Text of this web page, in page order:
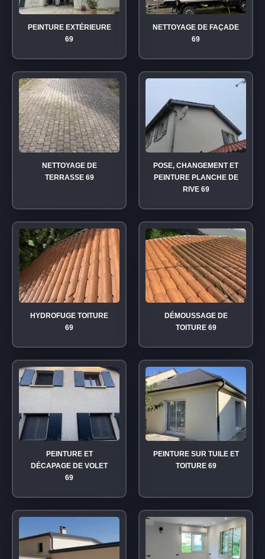
PEINTURE EXTÉRIEURE
69
NETTOYAGE DE FAÇADE
69
NETTOYAGE DE
TERRASSE 69
POSE, CHANGEMENT ET
PEINTURE PLANCHE DE
RIVE 69
HYDROFUGE TOITURE
69
DÉMOUSSAGE DE
TOITURE 69
PEINTURE ET
DÉCAPAGE DE VOLET
69
PEINTURE SUR TUILE ET
TOITURE 69